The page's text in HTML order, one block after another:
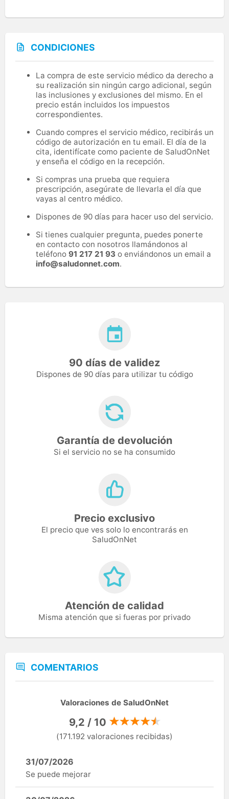
CONDICIONES
La compra de este servicio médico da derecho a
su realización sin ningún cargo adicional, según
las inclusiones y exclusiones del mismo. En el
precio están incluidos los impuestos
correspondientes.
Cuando compres el servicio médico, recibirás un
código de autorización en tu email. El día de la
cita, identifícate como paciente de SaludOnNet
y enseña el código en la recepción.
Si compras una prueba que requiera
prescripción, asegúrate de llevarla el día que
vayas al centro médico.
Dispones de 90 días para hacer uso del servicio.
Si tienes cualquier pregunta, puedes ponerte
en contacto con nosotros llamándonos al
teléfono 91 217 21 93 o enviándonos un email a
info@saludonnet.com.
90 días de validez
Dispones de 90 días para utilizar tu código
Garantía de devolución
Si el servicio no se ha consumido
Precio exclusivo
El precio que ves solo lo encontrarás en
SaludOnNet
Atención de calidad
Misma atención que si fueras por privado
COMENTARIOS
Valoraciones de SaludOnNet
9,2 / 10
(171.192 valoraciones recibidas)
31/07/2026
Se puede mejorar